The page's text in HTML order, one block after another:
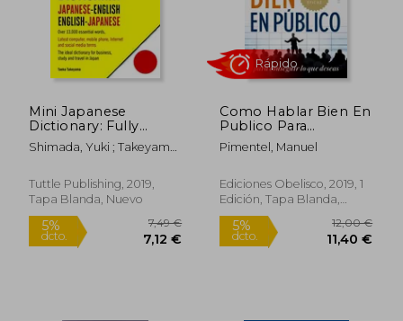
Rápido
Mini Japanese
Dictionary: Fully
Romanized:
Japanese-English,
(Tuttle Mini
Dictionary) [Idioma
English, English-
Japanese (Fully
Shimada, Yuki ; Takeyama,
Tuttle Publishing, 2019,
Tapa Blanda, Nuevo
Como Hablar Bien En
Publico Para
Conseguir Lo Que
Deseas
Pimentel, Manuel
Ediciones Obelisco, 2019, 1
Edición, Tapa Blanda,
Nuevo